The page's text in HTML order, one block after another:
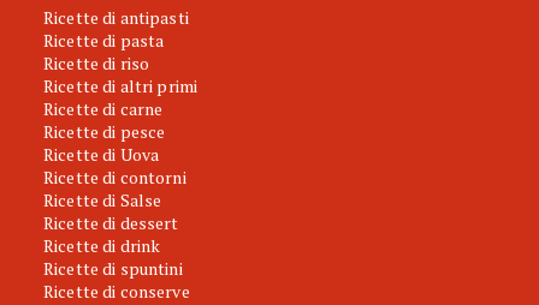
Ricette di antipasti
Ricette di pasta
Ricette di riso
Ricette di altri primi
Ricette di carne
Ricette di pesce
Ricette di Uova
Ricette di contorni
Ricette di Salse
Ricette di dessert
Ricette di drink
Ricette di spuntini
Ricette di conserve